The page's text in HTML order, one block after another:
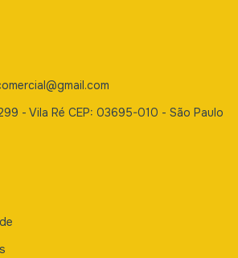
- Vila Ré CEP: 03695-010 - São Paulo